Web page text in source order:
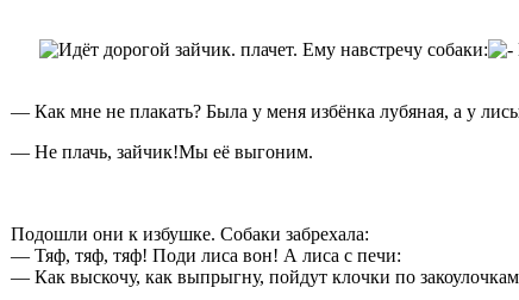
— Как мне не плакать? Была у меня избёнка лубяная, а у
— Не плачь, зайчик!Мы её выгоним.
Подошли они к избушке. Собаки забрехала:
— Тяф, тяф, тяф! Поди лиса вон! А лиса с печи:
— Как выскочу, как выпрыгну, пойдут клочки по